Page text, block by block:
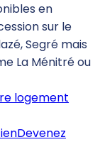
en
sur le
Segré mais
La Ménitré ou
logement
Devenez